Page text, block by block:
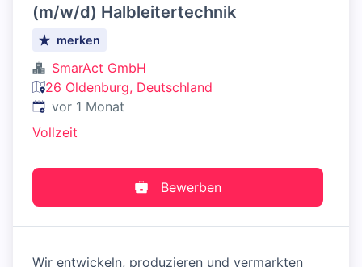
(m/w/d) Halbleitertechnik
merken
SmarAct GmbH
26 Oldenburg, Deutschland
Veröffentlicht:
vor 1 Monat
Vollzeit
Bewerben
Wir entwickeln, produzieren und vermarkten